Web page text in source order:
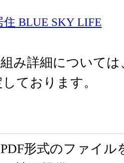
BLUE SKY LIFE
み詳細については
ております。
PDF形式のファイル